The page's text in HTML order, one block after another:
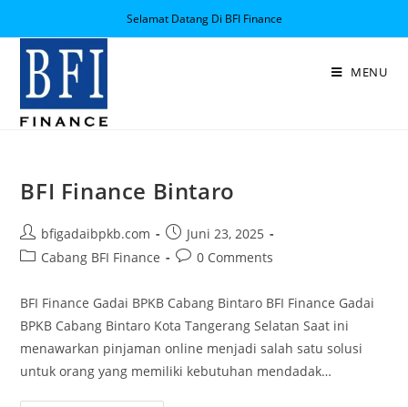
Selamat Datang Di BFI Finance
MENU
BFI Finance Bintaro
bfigadaibpkb.com
Juni 23, 2025
Cabang BFI Finance
0 Comments
BFI Finance Gadai BPKB Cabang Bintaro BFI Finance Gadai
BPKB Cabang Bintaro Kota Tangerang Selatan Saat ini
menawarkan pinjaman online menjadi salah satu solusi
untuk orang yang memiliki kebutuhan mendadak…